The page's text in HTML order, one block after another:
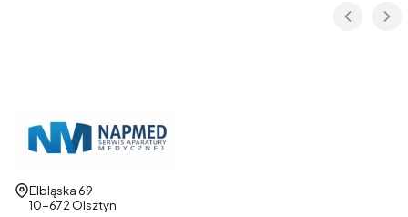
Adres:
Elbląska 69
10-672 Olsztyn